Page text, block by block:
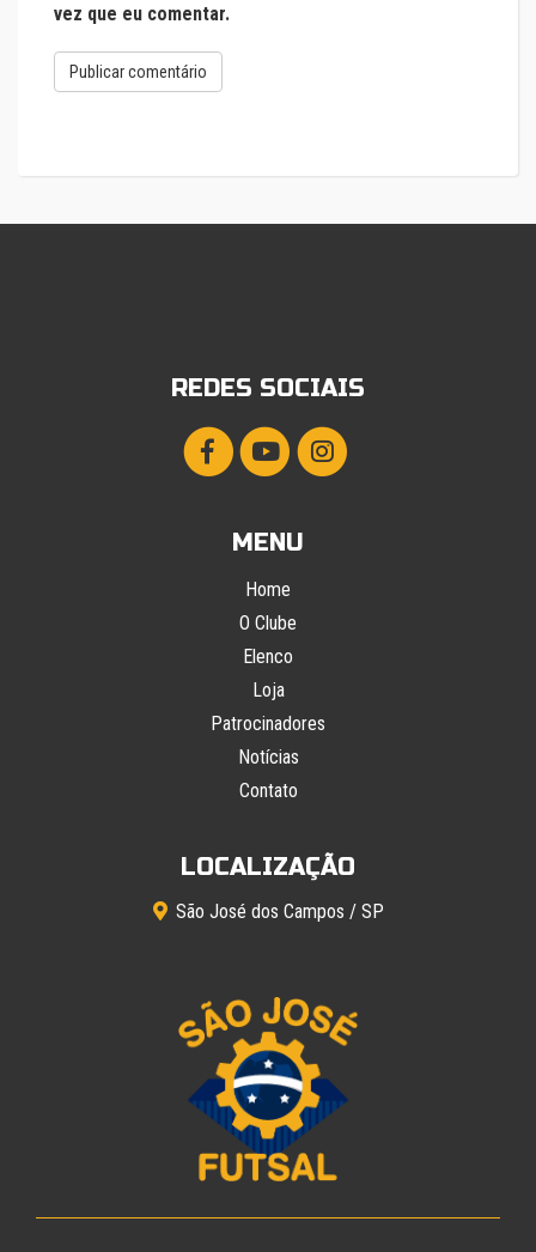
vez que eu comentar.
REDES SOCIAIS
MENU
Home
O Clube
Elenco
Loja
Patrocinadores
Notícias
Contato
LOCALIZAÇÃO
São José dos Campos / SP